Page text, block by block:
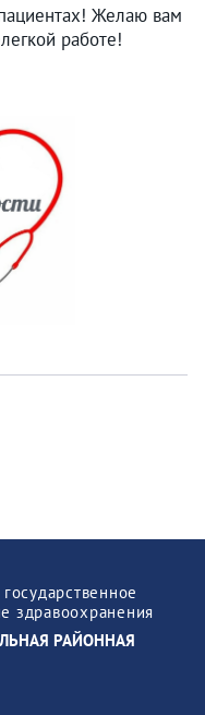
Желаю вам
работе!
здравоохранения
РАЙОННАЯ